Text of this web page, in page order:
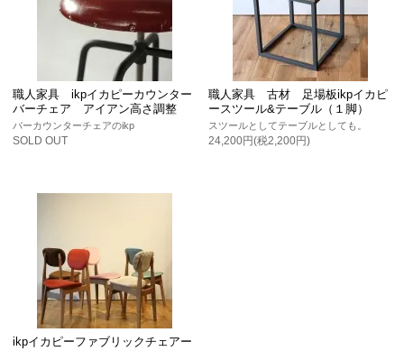
職人家具 ikpイカピーカウンター
バーチェア アイアン高さ調整
バーカウンターチェアのikp
SOLD OUT
職人家具 古材 足場板ikpイカピ
ースツール&テーブル（１脚）
スツールとしてテーブルとしても。
24,200円(税2,200円)
ikpイカピーファブリックチェアー